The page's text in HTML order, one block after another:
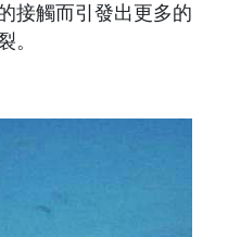
接觸而引發出更多的
。